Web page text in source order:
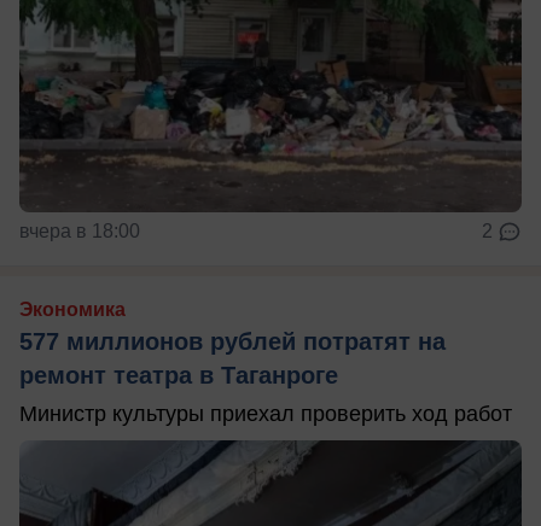
вчера в 18:00 2
Экономика
577 миллионов рублей потратят на
ремонт театра в Таганроге
Министр культуры приехал проверить ход работ